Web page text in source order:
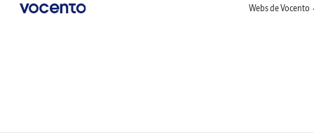
Webs de Vocento